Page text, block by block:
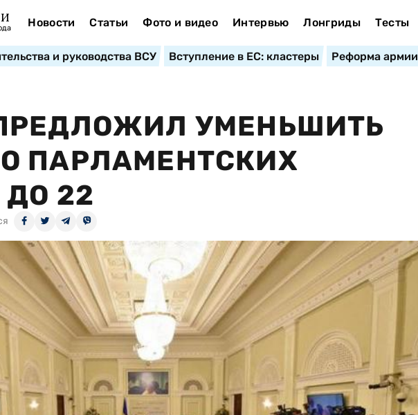
Новости Статьи Фото и видео Интервью Лонгриды Тесты
и руководства ВСУ Вступление в ЕС: кластеры Реформа армии
УМЕНЬШИТЬ
ПАРЛАМЕНТСКИХ
22